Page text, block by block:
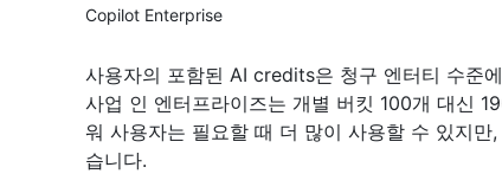
Copilot Enterprise
사용자의 포함된 AI credits은 청구 엔터티 수준
사업 인 엔터프라이즈는 개별 버킷 100개 대신
워 사용자는 필요할 때 더 많이 사용할 수 있지
습니다.